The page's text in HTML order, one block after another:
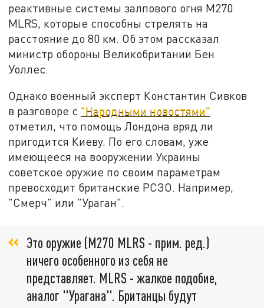
реактивные системы залпового огня M270
MLRS, которые способны стрелять на
расстояние до 80 км. Об этом рассказал
министр обороны Великобритании Бен
Уоллес.
Однако военный эксперт Константин Сивков
в разговоре с "Народными новостями"
отметил, что помощь Лондона вряд ли
пригодится Киеву. По его словам, уже
имеющееся на вооружении Украины
советское оружие по своим параметрам
превосходит британские РСЗО. Например,
"Смерч" или "Ураган".
Это оружие (M270 MLRS - прим. ред.)
ничего особенного из себя не
представляет. MLRS - жалкое подобие,
аналог "Урагана". Британцы будут